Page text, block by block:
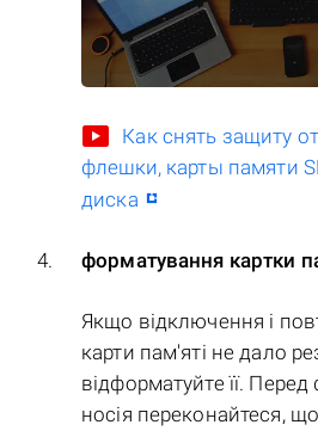
Как снять защиту
флешки, карты памяти
диска
форматування картки
Якщо відключення і
карти пам'яті не дало
відформатуйте її.
носія переконайтеся,